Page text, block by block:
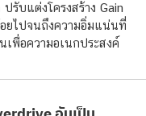
รับแต่งโครงสร้าง Gain
ยไปจนถึงความอิ่มแน่นที่
พื่อความอเนกประสงค์